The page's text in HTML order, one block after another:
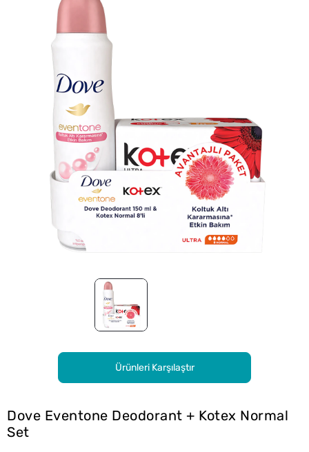
Ürünleri Karşılaştır
Dove Eventone Deodorant + Kotex Normal
Set